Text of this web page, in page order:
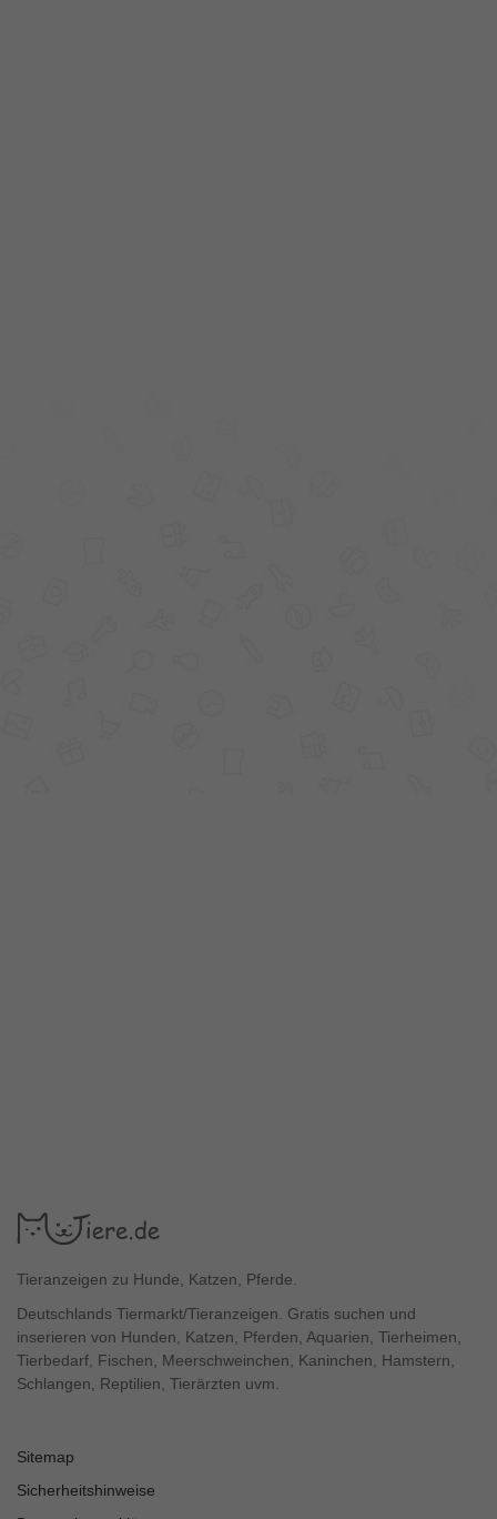
Tieranzeigen zu Hunde, Katzen, Pferde.
Deutschlands Tiermarkt/Tieranzeigen. Gratis suchen und
inserieren von Hunden, Katzen, Pferden, Aquarien, Tierheimen,
Tierbedarf, Fischen, Meerschweinchen, Kaninchen, Hamstern,
Schlangen, Reptilien, Tierärzten uvm.
Sitemap
Sicherheitshinweise